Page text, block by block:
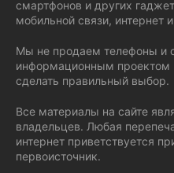
смартфонов и других
мобильной связи, интернет
Мы не продаем телефоны и
информационным
сделать правильный выбор.
Все материалы на сайте
владельцев. Любая
интернет приветствуется
первоисточник.